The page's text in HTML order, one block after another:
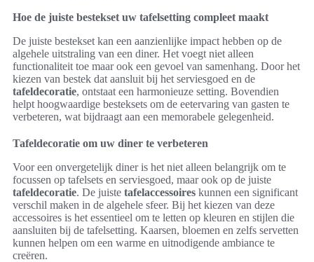
Hoe de juiste bestekset uw tafelsetting compleet maakt
De juiste bestekset kan een aanzienlijke impact hebben op de
algehele uitstraling van een diner. Het voegt niet alleen
functionaliteit toe maar ook een gevoel van samenhang. Door het
kiezen van bestek dat aansluit bij het serviesgoed en de
tafeldecoratie, ontstaat een harmonieuze setting. Bovendien
helpt hoogwaardige besteksets om de eetervaring van gasten te
verbeteren, wat bijdraagt aan een memorabele gelegenheid.
Tafeldecoratie om uw diner te verbeteren
Voor een onvergetelijk diner is het niet alleen belangrijk om te
focussen op tafelsets en serviesgoed, maar ook op de juiste
tafeldecoratie. De juiste tafelaccessoires kunnen een significant
verschil maken in de algehele sfeer. Bij het kiezen van deze
accessoires is het essentieel om te letten op kleuren en stijlen die
aansluiten bij de tafelsetting. Kaarsen, bloemen en zelfs servetten
kunnen helpen om een warme en uitnodigende ambiance te
creëren.